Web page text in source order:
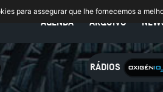
AGENDA ARQUIVO
RÁDIOS
para assegurar que lhe fornecemos a